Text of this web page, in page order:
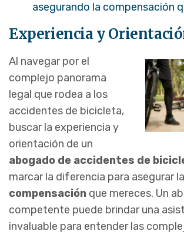
asegurando la compensación
Experiencia y
Al navegar por el
complejo panorama
legal que rodea a los
accidentes de bicicleta,
buscar la experiencia y
orientación de un
abogado de accidentes de
marcar la diferencia para asegurar la
compensación que mereces. Un
competente puede brindar una
invaluable para entender las